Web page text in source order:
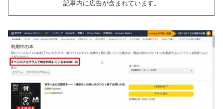
記事内に広告が含まれています。